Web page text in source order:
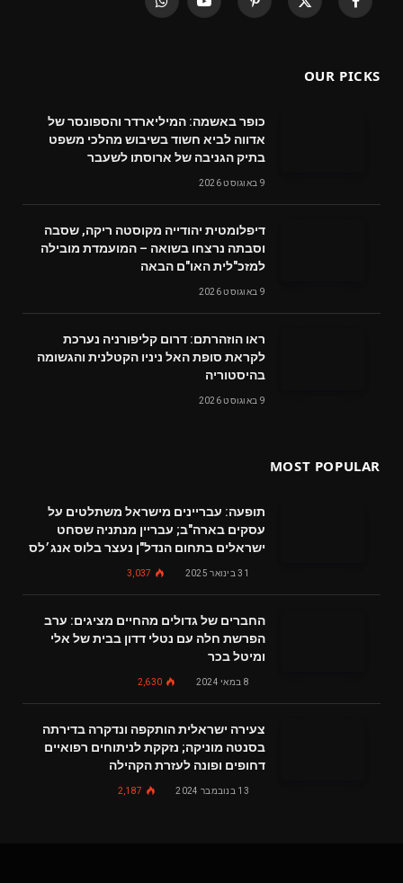
Facebook
X
Pinterest
YouTube
WhatsApp
OUR PICKS
כופר באשמה: המיליארדר והספונסר של
אדווה לביא חשוד בשיבוש מהלכי משפט
בתיק הגניבה של ארוסתו לשעבר
9 באוגוסט 2026
דיפלומטית יהודייה מקוסטה ריקה, שסבה
וסבתה נרצחו בשואה – המועמדת מובילה
למזכ"לית האו"ם הבאה
9 באוגוסט 2026
ראו הוזהרתם: דרום קליפורניה נערכת
לקראת סופת האל ניניו הקטלנית והגשומה
בהיסטוריה
9 באוגוסט 2026
MOST POPULAR
תופעה: עבריינים מישראל משתלטים על
עסקים בארה"ב; עבריין מנתניה שסחט
ישראלים בתחום הנדל"ן נעצר בלוס אנג׳לס
31 בינואר 2025 3,037
החברים של גדולים מהחיים מציגים: ערב
הפרשת חלה עם נטלי דדון בבית של אלי
ומיטל בכר
8 במאי 2024 2,630
צעירה ישראלית הותקפה ונדקרה בדירתה
בסנטה מוניקה; נזקקת לניתוחים רפואיים
דחופים ופונה לעזרת הקהילה
13 בנובמבר 2024 2,187